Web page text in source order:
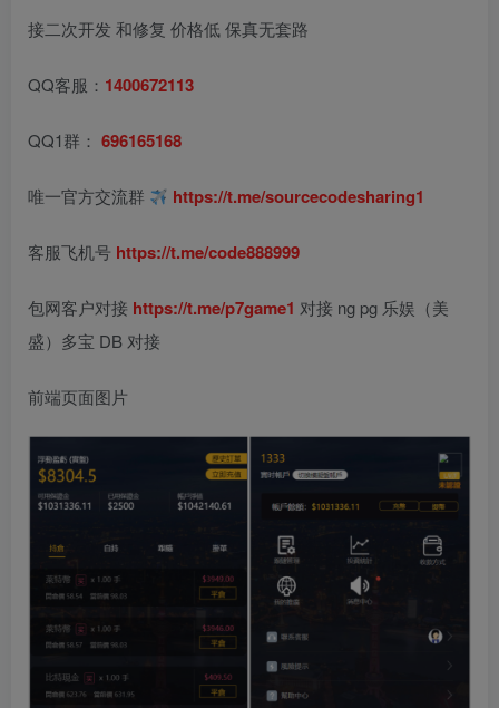
接二次开发 和修复 价格低 保真无套路
QQ客服： 1400672113
QQ1群： 696165168
唯一官方交流群 https://t.me/sourcecodesharing1
客服飞机号 https://t.me/code888999
包网客户对接 https://t.me/p7game1 对接 ng pg 乐娱（美
盛）多宝 DB 对接
前端页面图片